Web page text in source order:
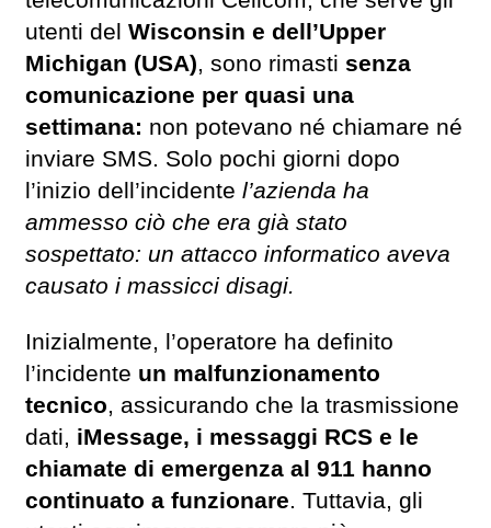
utenti del Wisconsin e dell’Upper
Michigan (USA), sono rimasti senza
comunicazione per quasi una
settimana: non potevano né chiamare né
inviare SMS. Solo pochi giorni dopo
l’inizio dell’incidente l’azienda ha
ammesso ciò che era già stato
sospettato: un attacco informatico aveva
causato i massicci disagi.
Inizialmente, l’operatore ha definito
l’incidente un malfunzionamento
tecnico, assicurando che la trasmissione
dati, iMessage, i messaggi RCS e le
chiamate di emergenza al 911 hanno
continuato a funzionare. Tuttavia, gli